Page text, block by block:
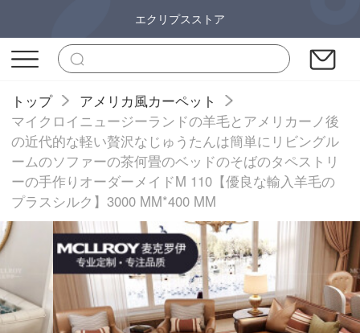
エクリプスストア
トップ
アメリカ風カーペット
マイクロイニュージーランドの羊毛とアメリカーノ後
の近代的な軽い贅沢なじゅうたんは簡単にリビングル
ームのソファーの茶何畳のベッドのそばのタペストリ
ーの手作りオーダーメイドM 110【優良な輸入羊毛の
プラスシルク】3000 MM*400 MM